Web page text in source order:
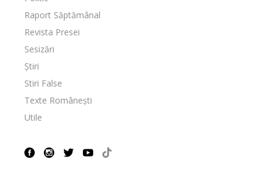
Raport Săptămânal
Revista Presei
Sesizări
Știri
Stiri False
Texte Românești
Utile